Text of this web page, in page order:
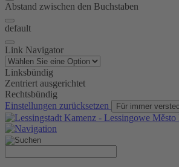
Abstand zwischen den Buchstaben
default
Link Navigator
Linksbündig
Zentriert ausgerichtet
Rechtsbündig
Einstellungen zurücksetzen
Für immer